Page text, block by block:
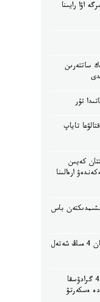
داۋىل: 16 وڭىرگە اۋا رايىنا
ساتتەرىن
تۇر
تاياپ
كەيىن
ارەالىنا
ىشىمدىكتەن باس
شىلدەدە شەكارادان وتپەك بولعان 4 مىڭ شەتەل
نايزاعاي، شاڭدى داۋىل جانە 42 گرادۋسقا
ىستىق: 17 وڭىردە ەسكەرتۋ